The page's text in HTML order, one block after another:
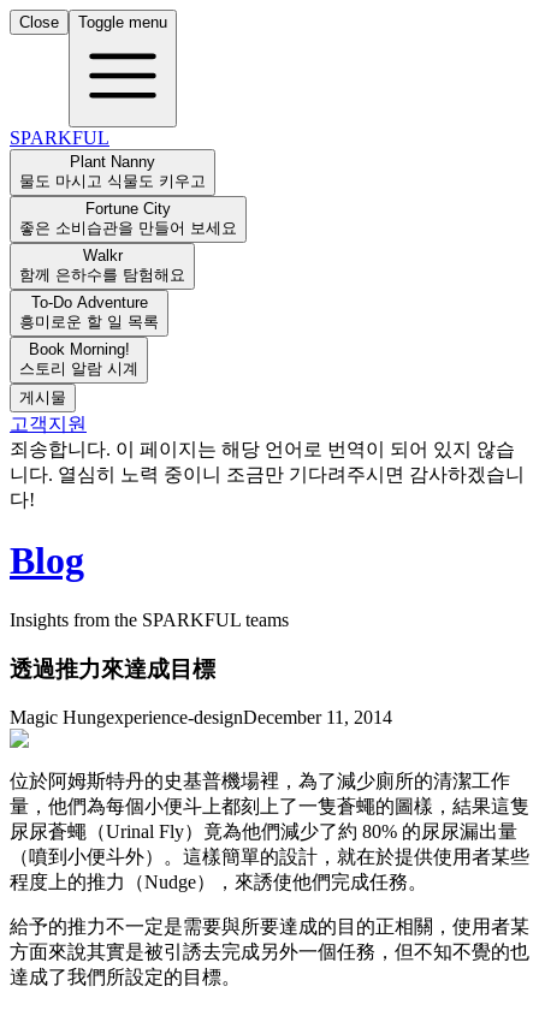
Close Toggle menu
SPARKFUL
Plant Nanny
물도 마시고 식물도 키우고
Fortune City
좋은 소비습관을 만들어 보세요
Walkr
함께 은하수를 탐험해요
To-Do Adventure
흥미로운 할 일 목록
Book Morning!
스토리 알람 시계
게시물
고객지원
죄송합니다. 이 페이지는 해당 언어로 번역이 되어 있지 않습
니다. 열심히 노력 중이니 조금만 기다려주시면 감사하겠습니
다!
Blog
Insights from the SPARKFUL teams
透過推力來達成目標
Magic Hungexperience-designDecember 11, 2014
位於阿姆斯特丹的史基普機場裡，為了減少廁所的清潔工作
量，他們為每個小便斗上都刻上了一隻蒼蠅的圖樣，結果這隻
尿尿蒼蠅（Urinal Fly）竟為他們減少了約 80% 的尿尿漏出量
（噴到小便斗外）。這樣簡單的設計，就在於提供使用者某些
程度上的推力（Nudge），來誘使他們完成任務。
給予的推力不一定是需要與所要達成的目的正相關，使用者某
方面來說其實是被引誘去完成另外一個任務，但不知不覺的也
達成了我們所設定的目標。